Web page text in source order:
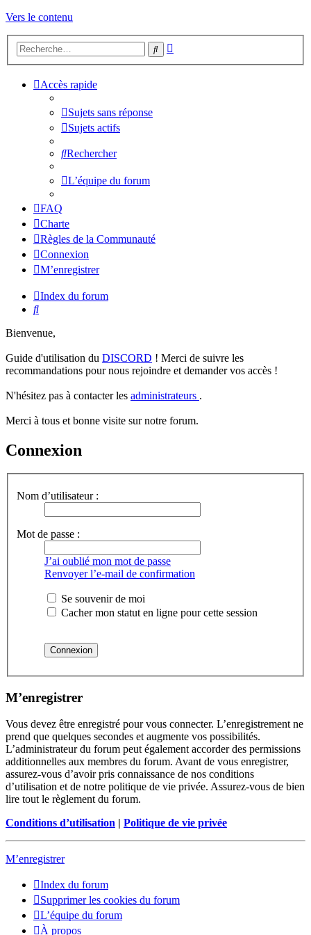
Vers le contenu
Rechercher
Accès rapide
Sujets sans réponse
Sujets actifs
Rechercher
L’équipe du forum
FAQ
Charte
Règles de la Communauté
Connexion
M’enregistrer
Index du forum
Rechercher
Bienvenue,
Guide d'utilisation du DISCORD ! Merci de suivre les
recommandations pour nous rejoindre et demander vos accès !
N'hésitez pas à contacter les administrateurs .
Merci à tous et bonne visite sur notre forum.
Connexion
Nom d’utilisateur :
Mot de passe :
J’ai oublié mon mot de passe
Renvoyer l’e-mail de confirmation
Se souvenir de moi
Cacher mon statut en ligne pour cette session
M’enregistrer
Vous devez être enregistré pour vous connecter. L’enregistrement ne
prend que quelques secondes et augmente vos possibilités.
L’administrateur du forum peut également accorder des permissions
additionnelles aux membres du forum. Avant de vous enregistrer,
assurez-vous d’avoir pris connaissance de nos conditions
d’utilisation et de notre politique de vie privée. Assurez-vous de bien
lire tout le règlement du forum.
Conditions d’utilisation | Politique de vie privée
M’enregistrer
Index du forum
Supprimer les cookies du forum
L’équipe du forum
À propos